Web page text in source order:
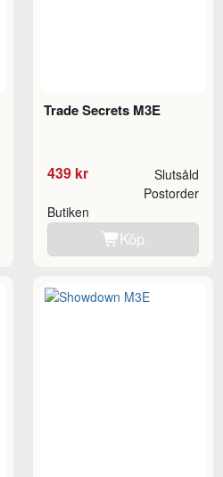
Trade Secrets M3E
439 kr Slutsåld
Butiken
Postorder
Köp